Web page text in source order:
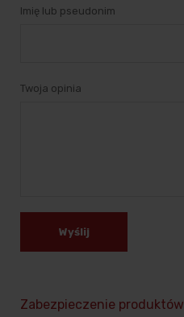
Imię lub pseudonim
Twoja opinia
Wyślij
Zabezpieczenie produktów